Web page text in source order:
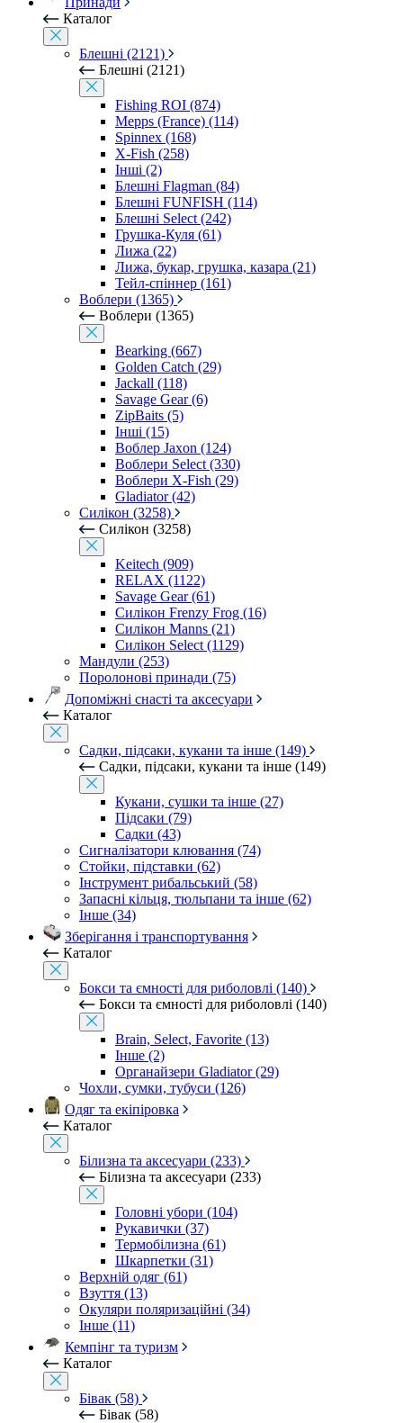
Каталог
Блешні (2121)
Блешні (2121)
Fishing ROI (874)
Mepps (France) (114)
Spinnex (168)
X-Fish (258)
Інші (2)
Блешні Flagman (84)
Блешні FUNFISH (114)
Блешні Select (242)
Грушка-Куля (61)
Лижа (22)
Лижа, букар, грушка, казара (21)
Тейл-спіннер (161)
Воблери (1365)
Воблери (1365)
Bearking (667)
Golden Catch (29)
Jackall (118)
Savage Gear (6)
ZipBaits (5)
Інші (15)
Воблер Jaxon (124)
Воблери Select (330)
Воблери X-Fish (29)
Gladiator (42)
Силікон (3258)
Силікон (3258)
Keitech (909)
RELAX (1122)
Savage Gear (61)
Силікон Frenzy Frog (16)
Силікон Manns (21)
Силікон Select (1129)
Мандули (253)
Поролонові принади (75)
Допоміжні снасті та аксесуари
Каталог
Садки, підсаки, кукани та інше (149)
Садки, підсаки, кукани та інше (149)
Кукани, сушки та інше (27)
Підсаки (79)
Садки (43)
Сигналізатори клювання (74)
Стойки, підставки (62)
Інструмент рибальський (58)
Запасні кільця, тюльпани та інше (62)
Інше (34)
Зберігання і транспортування
Каталог
Бокси та ємності для риболовлі (140)
Бокси та ємності для риболовлі (140)
Brain, Select, Favorite (13)
Інше (2)
Органайзери Gladiator (29)
Чохли, сумки, тубуси (126)
Одяг та екіпіровка
Каталог
Білизна та аксесуари (233)
Білизна та аксесуари (233)
Головні убори (104)
Рукавички (37)
Термобілизна (61)
Шкарпетки (31)
Верхній одяг (61)
Взуття (13)
Окуляри поляризаційні (34)
Інше (11)
Кемпінг та туризм
Каталог
Бівак (58)
Бівак (58)